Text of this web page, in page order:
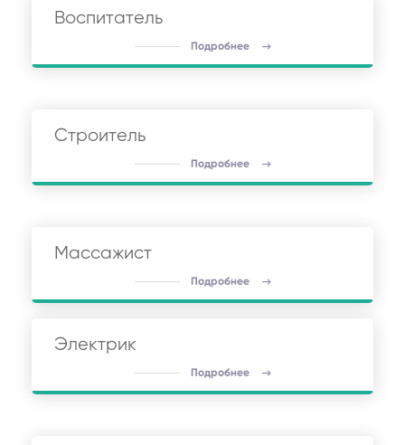
Воспитатель
Подробнее
Строитель
Подробнее
Массажист
Подробнее
Электрик
Подробнее